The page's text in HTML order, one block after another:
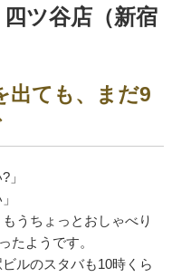
ツ谷店（新宿
出ても、まだ9
」
うちょっとおしゃべり
たようです。
ルのスタバも10時くら